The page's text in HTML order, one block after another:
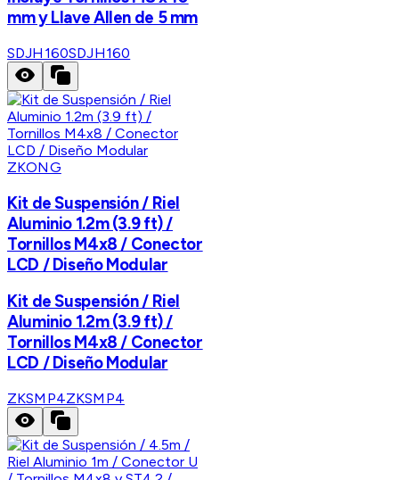
mm y Llave Allen de 5 mm
SDJH160SDJH160
ZKONG
Kit de Suspensión / Riel
Aluminio 1.2m (3.9 ft) /
Tornillos M4x8 / Conector
LCD / Diseño Modular
Kit de Suspensión / Riel
Aluminio 1.2m (3.9 ft) /
Tornillos M4x8 / Conector
LCD / Diseño Modular
ZKSMP4ZKSMP4